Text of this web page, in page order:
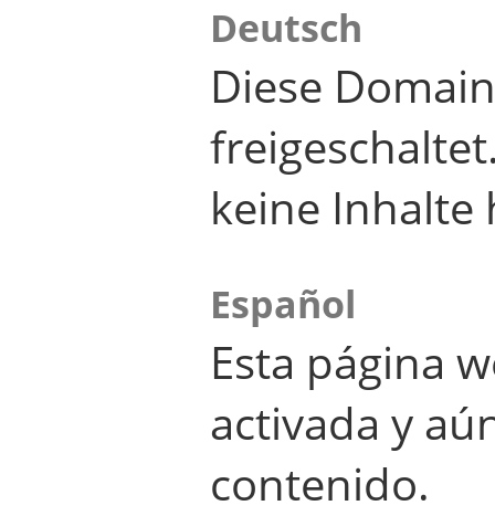
Deutsch
Diese
keine Inhalte
Español
Esta página
activada y
contenido.